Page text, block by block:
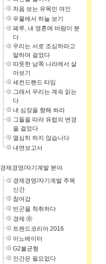
처음 보는 유목민 여인
우물에서 하늘 보기
페루, 내 영혼에 바람이 분
다
우리는 서로 조심하라고
말하며 걸었다
따뜻한 남쪽 나라에서 살
아보기
세컨드핸드 타임
그래서 우리는 계속 읽는
다
내 심장을 향해 쏴라
그들을 따라 유럽의 변경
을 걸었다
열심히 하지 않습니다
내면보고서
경제경영/자기계발 분야
경제경영/자기계발 주목
신간
참여감
빈곤을 착취하다
경제 ⓔ
트렌드코리아 2016
이노베이터
G2불균형
인간은 필요없다